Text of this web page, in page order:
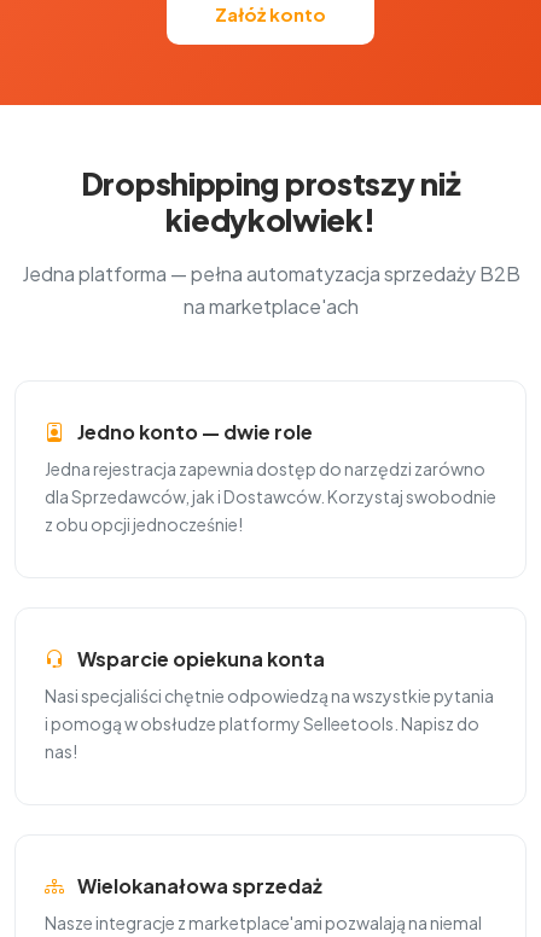
Załóż konto
Dropshipping prostszy niż
kiedykolwiek!
Jedna platforma — pełna automatyzacja sprzedaży B2B
na marketplace'ach
Jedno konto — dwie role
Jedna rejestracja zapewnia dostęp do narzędzi zarówno
dla Sprzedawców, jak i Dostawców. Korzystaj swobodnie
z obu opcji jednocześnie!
Wsparcie opiekuna konta
Nasi specjaliści chętnie odpowiedzą na wszystkie pytania
i pomogą w obsłudze platformy Selleetools. Napisz do
nas!
Wielokanałowa sprzedaż
Nasze integracje z marketplace'ami pozwalają na niemal